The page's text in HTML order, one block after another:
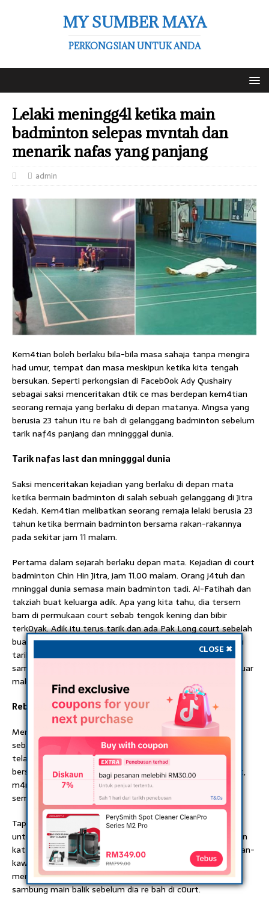
MY SUMBER MAYA
PERKONGSIAN UNTUK ANDA
Lelaki meningg4l ketika main
badminton selepas mvntah dan
menarik nafas yang panjang
admin
Kem4tian boleh berlaku bila-bila masa sahaja tanpa mengira
had umur, tempat dan masa meskipun ketika kita tengah
bersukan. Seperti perkongsian di Faceb0ok Ady Qushairy
sebagai saksi menceritakan dtik ce mas berdepan kem4tian
seorang remaja yang berlaku di depan matanya. Mngsa yang
berusia 23 tahun itu re bah di gelanggang badminton sebelum
tarik naf4s panjang dan mningggal dunia.
Tarik nafas last dan mningggal dunia
Saksi menceritakan kejadian yang berlaku di depan mata
ketika bermain badminton di salah sebuah gelanggang di Jitra
Kedah. Kem4tian melibatkan seorang remaja lelaki berusia 23
tahun ketika bermain badminton bersama rakan-rakannya
pada sekitar jam 11 malam.
Pertama dalam sejarah berlaku depan mata. Kejadian di court
badminton Chin Hin Jitra, jam 11.00 malam. Orang j4tuh dan
mninggal dunia semasa main badminton tadi. Al-Fatihah dan
takziah buat keluarga adik. Apa yang kita tahu, dia tersem
bam di permukaan court sebab tengok kening dan bibir
terk0yak. Adik itu terus tarik dan ada Pak Long court sebelah
buat CPR. Adik itu mvntah dan selang berapa minit adik itu
tarik nafas last dan mningal dunia. Tak sempat ambulans
sampai. Info dari rakan adik itu, dia dah main 2 jam dan keluar
makan nasi sekejap dan masuk bermain semula.
Rebah secara tiba-tiba
Menurut saIah seorang saksi, mngsa tidak menunjukkan
sebarang tanda sebelum re bah. Tambahnya lagi, m4ngsa
telah bermain badminton selama 2 jam sebelum keluar
bersama rakan untuk makan. Setelah selesai mengisi perut,
m4ngsa dan rakan-rakannya kembali bermain badminton
semula.
Tapi memang hari kejadian saya pun ada kat tempat itu
untuk main badminton dengan kawan-kawan. M4ngsa main
kat c0urt sebelah kami. Punca tidak tahu kenapa tapi kawan-
kawan dia beritahu mereka dah main awal itu selepas itu
mereka pergi makan. Kemudian, pukul 11 malam mereka
sambung main balik sebelum dia re bah di c0urt.
CLOSE ✖